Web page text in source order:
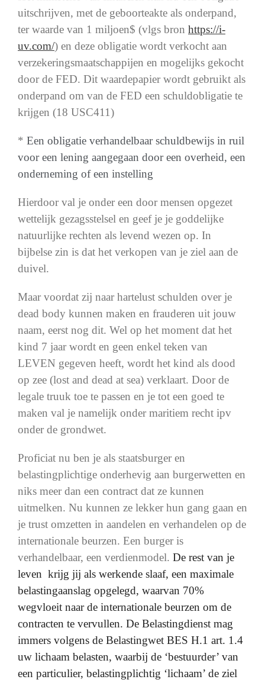
uitschrijven, met de geboorteakte als onderpand,
ter waarde van 1 miljoen$ (vlgs bron https://i-
uv.com/) en deze obligatie wordt verkocht aan
verzekeringsmaatschappijen en mogelijks gekocht
door de FED. Dit waardepapier wordt gebruikt als
onderpand om van de FED een schuldobligatie te
krijgen (18 USC411)
* Een obligatie verhandelbaar schuldbewijs in ruil
voor een lening aangegaan door een overheid, een
onderneming of een instelling
Hierdoor val je onder een door mensen opgezet
wettelijk gezagsstelsel en geef je je goddelijke
natuurlijke rechten als levend wezen op. In
bijbelse zin is dat het verkopen van je ziel aan de
duivel.
Maar voordat zij naar hartelust schulden over je
dead body kunnen maken en frauderen uit jouw
naam, eerst nog dit. Wel op het moment dat het
kind 7 jaar wordt en geen enkel teken van
LEVEN gegeven heeft, wordt het kind als dood
op zee (lost and dead at sea) verklaart. Door de
legale truuk toe te passen en je tot een goed te
maken val je namelijk onder maritiem recht ipv
onder de grondwet.
Proficiat nu ben je als staatsburger en
belastingplichtige onderhevig aan burgerwetten en
niks meer dan een contract dat ze kunnen
uitmelken. Nu kunnen ze lekker hun gang gaan en
je trust omzetten in aandelen en verhandelen op de
internationale beurzen. Een burger is
verhandelbaar, een verdienmodel. De rest van je
leven krijg jij als werkende slaaf, een maximale
belastingaanslag opgelegd, waarvan 70%
wegvloeit naar de internationale beurzen om de
contracten te vervullen. De Belastingdienst mag
immers volgens de Belastingwet BES H.1 art. 1.4
uw lichaam belasten, waarbij de ‘bestuurder’ van
een particulier, belastingplichtig ‘lichaam’ de ziel